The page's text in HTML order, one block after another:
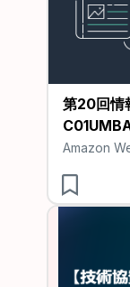
第20回情
Amazon